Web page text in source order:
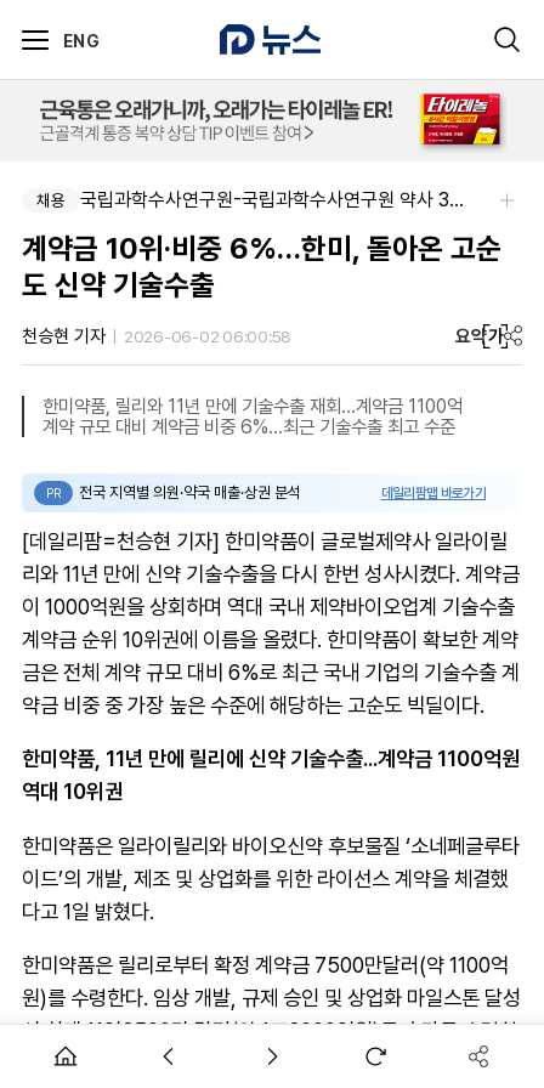
ENG
채용 국립과학수사연구원-국립과학수사연구원 약사 3명 채용
계약금 10위·비중 6%…한미, 돌아온 고순
도 신약 기술수출
천승현 기자 2026-06-02 06:00:58 요약가
한미약품, 릴리와 11년 만에 기술수출 재회...계약금 1100억
계약 규모 대비 계약금 비중 6%...최근 기술수출 최고 수준
PR 전국 지역별 의원·약국 매출·상권 분석 데일리팜맵 바로가기
[데일리팜=천승현 기자] 한미약품이 글로벌제약사 일라이릴
리와 11년 만에 신약 기술수출을 다시 한번 성사시켰다. 계약금
이 1000억원을 상회하며 역대 국내 제약바이오업계 기술수출
계약금 순위 10위권에 이름을 올렸다. 한미약품이 확보한 계약
금은 전체 계약 규모 대비 6%로 최근 국내 기업의 기술수출 계
약금 비중 중 가장 높은 수준에 해당하는 고순도 빅딜이다.
한미약품, 11년 만에 릴리에 신약 기술수출...계약금 1100억원
역대 10위권
한미약품은 일라이릴리와 바이오신약 후보물질 ‘소네페글루타
이드’의 개발, 제조 및 상업화를 위한 라이선스 계약을 체결했
다고 1일 밝혔다.
한미약품은 릴리로부터 확정 계약금 7500만달러(약 1100억
원)를 수령한다. 임상 개발, 규제 승인 및 상업화 마일스톤 달성
시 최대 11억8500만 달러(약 1조8000억원)를 추가로 수령할
수 있다. 한미약품은 제품 출시 이후에는 별도의 로열티를 받는